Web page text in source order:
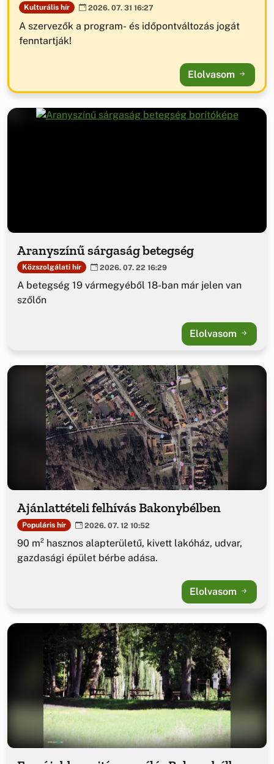
Kulturális hír 2026. 07. 31 16:27
A szervezők a program- és időpontváltozás jogát
fenntartják!
Elolvasom
Aranyszínű sárgaság betegség
Közszolgálati hír 2026. 07. 22 16:29
A betegség 19 vármegyéből 18-ban már jelen van
szőlőn
Elolvasom
Ajánlattételi felhívás Bakonybélben
Populáris hír 2026. 07. 12 10:52
90 m² hasznos alapterületű, kivett lakóház, udvar,
gazdasági épület bérbe adása.
Elolvasom